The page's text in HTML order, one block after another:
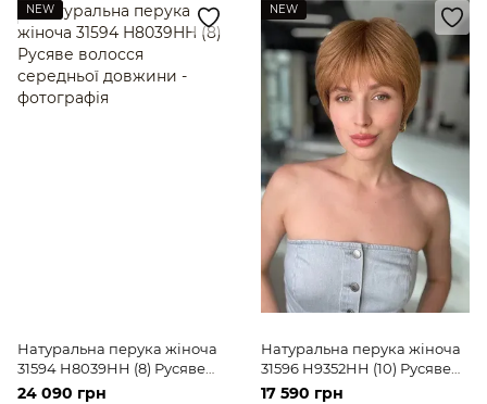
NEW
Натуральна перука жіноча
31594 H8039HH (8) Русяве
волосся середньої довжини
24 090 грн
NEW
Натуральна перука жіноча
31596 H9352HH (10) Русяве
коротке волосся
17 590 грн